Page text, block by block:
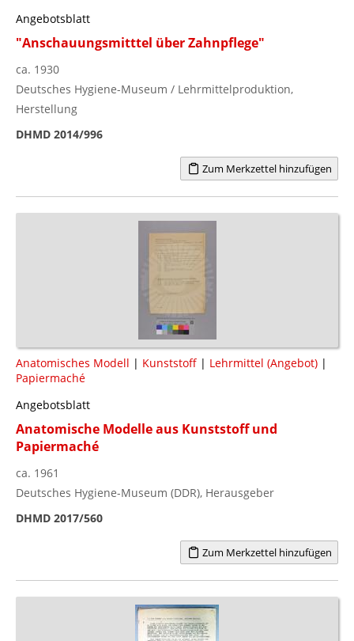
Angebotsblatt
"Anschauungsmitttel über Zahnpflege"
ca. 1930
Deutsches Hygiene-Museum / Lehrmittelproduktion,
Herstellung
DHMD 2014/996
Zum Merkzettel hinzufügen
Anatomisches Modell | Kunststoff | Lehrmittel (Angebot) |
Papiermaché
Angebotsblatt
Anatomische Modelle aus Kunststoff und
Papiermaché
ca. 1961
Deutsches Hygiene-Museum (DDR), Herausgeber
DHMD 2017/560
Zum Merkzettel hinzufügen